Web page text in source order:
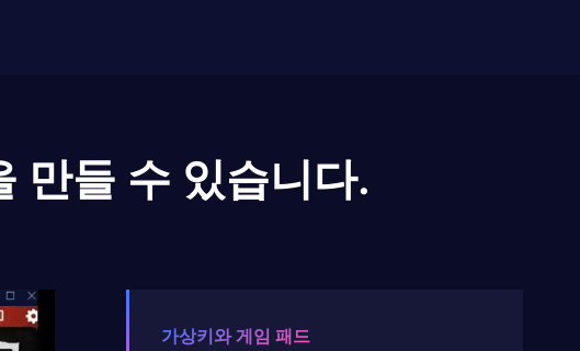
만들 수 있습니다.
가상키와 게임 패드